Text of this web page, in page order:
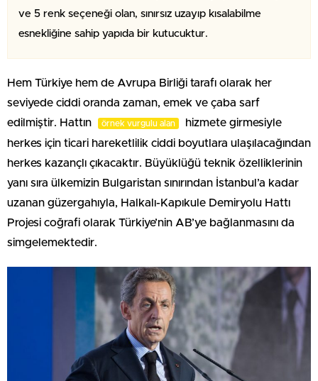
ve 5 renk seçeneği olan, sınırsız uzayıp kısalabilme
esnekliğine sahip yapıda bir kutucuktur.
Hem Türkiye hem de Avrupa Birliği tarafı olarak her
seviyede ciddi oranda zaman, emek ve çaba sarf
edilmiştir. Hattın
örnek vurgulu alan
hizmete girmesiyle
herkes için ticari hareketlilik ciddi boyutlara ulaşılacağından
herkes kazançlı çıkacaktır. Büyüklüğü teknik özelliklerinin
yanı sıra ülkemizin Bulgaristan sınırından İstanbul’a kadar
uzanan güzergahıyla, Halkalı-Kapıkule Demiryolu Hattı
Projesi coğrafi olarak Türkiye’nin AB’ye bağlanmasını da
simgelemektedir.